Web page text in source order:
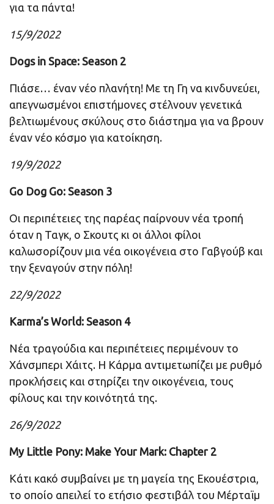
για τα πάντα!
15/9/2022
Dogs in Space: Season 2
Πιάσε… έναν νέο πλανήτη! Με τη Γη να κινδυνεύει,
απεγνωσμένοι επιστήμονες στέλνουν γενετικά
βελτιωμένους σκύλους στο διάστημα για να βρουν
έναν νέο κόσμο για κατοίκηση.
19/9/2022
Go Dog Go: Season 3
Οι περιπέτειες της παρέας παίρνουν νέα τροπή
όταν η Ταγκ, ο Σκουτς κι οι άλλοι φίλοι
καλωσορίζουν μια νέα οικογένεια στο Γαβγούβ και
την ξεναγούν στην πόλη!
22/9/2022
Karma’s World: Season 4
Νέα τραγούδια και περιπέτειες περιμένουν το
Χάνσμπερι Χάιτς. Η Κάρμα αντιμετωπίζει με ρυθμό
προκλήσεις και στηρίζει την οικογένεια, τους
φίλους και την κοινότητά της.
26/9/2022
My Little Pony: Make Your Mark: Chapter 2
Κάτι κακό συμβαίνει με τη μαγεία της Εκουέστρια,
το οποίο απειλεί το ετήσιο φεστιβάλ του Μέρταϊμ